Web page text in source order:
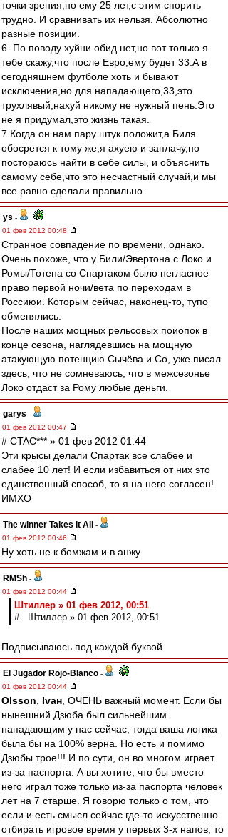
точки зрения,но ему 25 лет,с этим спорить
трудно. И сравнивать их нельзя. Абсолютно
разные позиции.
6. По поводу хуйни обид нет,но вот только я
тебе скажу,что после Евро,ему будет 33.А в
сегодняшнем футболе хоть и бывают
исключения,но для нападающего,33,это
трухлявый,нахуй никому не нужный пень.Это
не я придумал,это жизнь такая.
7.Когда он нам пару штук положит,а Биля
обосрется к тому же,я ахуею и заплачу,но
постораюсь найти в себе силы, и объяснить
самому себе,что это несчастный случай,и мы
все равно сделали правильно.
ys -
01 фев 2012 00:48
Странное совпадение по времени, однако.
Очень похоже, что у Били/Эвертона с Локо и
Ромы/Тотена со Спартаком было негласное
право первой ночи/вета по переходам в
Россиюи. Которым сейчас, наконец-то, тупо
обменялись.
После наших мощных рельсовых поиопок в
конце сезона, наглядевшись на мощную
атакующую потенцию Сычёва и Со, уже писал
здесь, что не сомневаюсь, что в межсезонье
Локо отдаст за Рому любые деньги.
garys -
01 фев 2012 00:47
# CTAC*** » 01 фев 2012 01:44
Эти крысы делали Спартак все слабее и
слабее 10 лет! И если избавиться от них это
единственный способ, то я на него согласен!
ИМХО
The winner Takes it All
-
01 фев 2012 00:46
Ну хоть не к бомжам и в анжу
RMSh -
01 фев 2012 00:44
Штиллер » 01 фев 2012, 00:51
# Штиллер » 01 фев 2012, 00:51
Подписываюсь под каждой буквой
El Jugador Rojo-Blanco -
01 фев 2012 00:44
Olsson Ivан , ОЧЕНЬ важный момент. Если бы
нынешний Дзюба был сильнейшим
нападающим у нас сейчас, тогда ваша логика
была бы на 100% верна. Но есть и помимо
Дзюбы трое!!! И по сути, он во многом играет
из-за паспорта. А вы хотите, что бы вместо
него играл тоже только из-за паспорта человек
лет на 7 старше. Я говорю только о том, что
если и есть смысл сейчас где-то искусственно
отбирать игровое время у первых 3-х напов, то